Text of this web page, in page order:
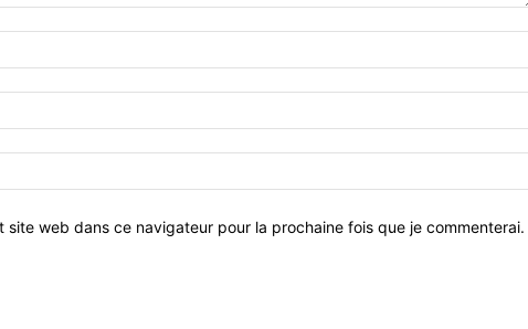
site web dans ce navigateur pour la prochaine fois que je commenterai.